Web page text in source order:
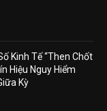
Kinh Tế “Then Chốt
Hiệu Nguy Hiểm
Kỳ